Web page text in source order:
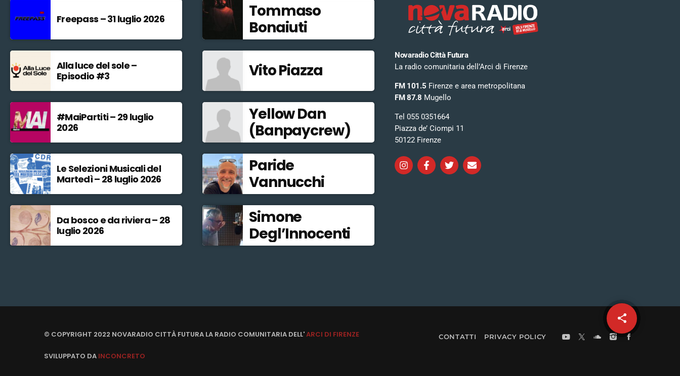
share
email
Freepass – 31 luglio 2026
Alla luce del sole –
Episodio #3
#MaiPartiti – 29 luglio
2026
Le Selezioni Musicali del
Martedì – 28 luglio 2026
Da bosco e da riviera – 28
luglio 2026
Tommaso
Bonaiuti
Vito Piazza
Yellow Dan
(Banpaycrew)
Paride
Vannucchi
Simone
Degl’Innocenti
Novaradio Città Futura
La radio comunitaria dell’Arci di Firenze
FM 101.5 Firenze e area metropolitana
FM 87.8 Mugello
Tel 055 0351664
Piazza de’ Ciompi 11
50122 Firenze
© COPYRIGHT 2022 NOVARADIO CITTÀ FUTURA LA RADIO COMUNITARIA DELL'ARCI DI FIRENZE
SVILUPPATO DA INCONCRETO
CONTATTI PRIVACY POLICY